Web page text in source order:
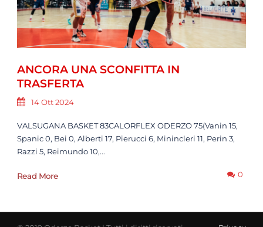
ANCORA UNA SCONFITTA IN
TRASFERTA
14 Ott 2024
VALSUGANA BASKET 83CALORFLEX ODERZO 75(Vanin 15,
Spanic 0, Bei 0, Alberti 17, Pierucci 6, Minincleri 11, Perin 3,
Razzi 5, Reimundo 10,...
Read More 0